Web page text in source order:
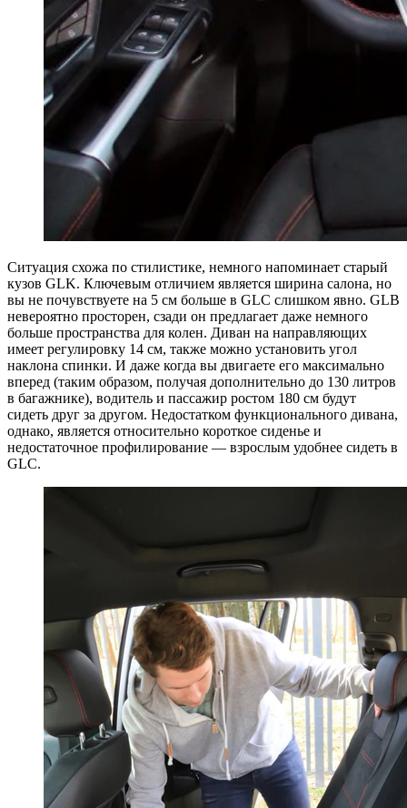
Ситуация схожа по стилистике, немного напоминает старый
кузов GLK. Ключевым отличием является ширина салона, но
вы не почувствуете на 5 см больше в GLC слишком явно. GLB
невероятно просторен, сзади он предлагает даже немного
больше пространства для колен. Диван на направляющих
имеет регулировку 14 см, также можно установить угол
наклона спинки. И даже когда вы двигаете его максимально
вперед (таким образом, получая дополнительно до 130 литров
в багажнике), водитель и пассажир ростом 180 см будут
сидеть друг за другом. Недостатком функционального дивана,
однако, является относительно короткое сиденье и
недостаточное профилирование — взрослым удобнее сидеть в
GLC.